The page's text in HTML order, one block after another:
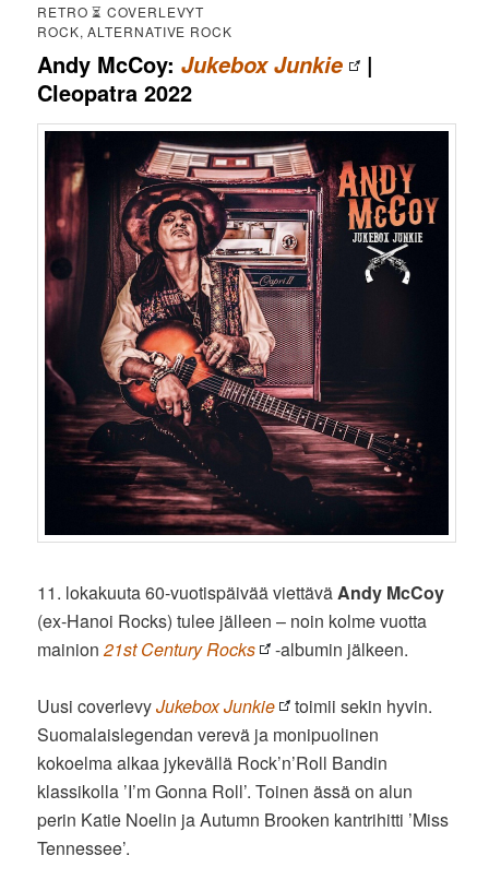
RETRO ⏳ COVERLEVYT
ROCK, ALTERNATIVE ROCK
Andy McCoy:Jukebox Junkie
|
Cleopatra 2022
11. lokakuuta 60-vuotispäivää viettäväAndy McCoy
(ex-Hanoi Rocks) tulee jälleen – noin kolme vuotta
mainion21st Century Rocks -albumin jälkeen.
Uusi coverlevyJukebox Junkie
toimii sekin hyvin.
Suomalaislegendan verevä ja monipuolinen
kokoelma alkaa jykevällä Rock’n’Roll Bandin
klassikolla ’I’m Gonna Roll’. Toinen ässä on alun
perin Katie Noelin ja Autumn Brooken kantrihitti ’Miss
Tennessee’.